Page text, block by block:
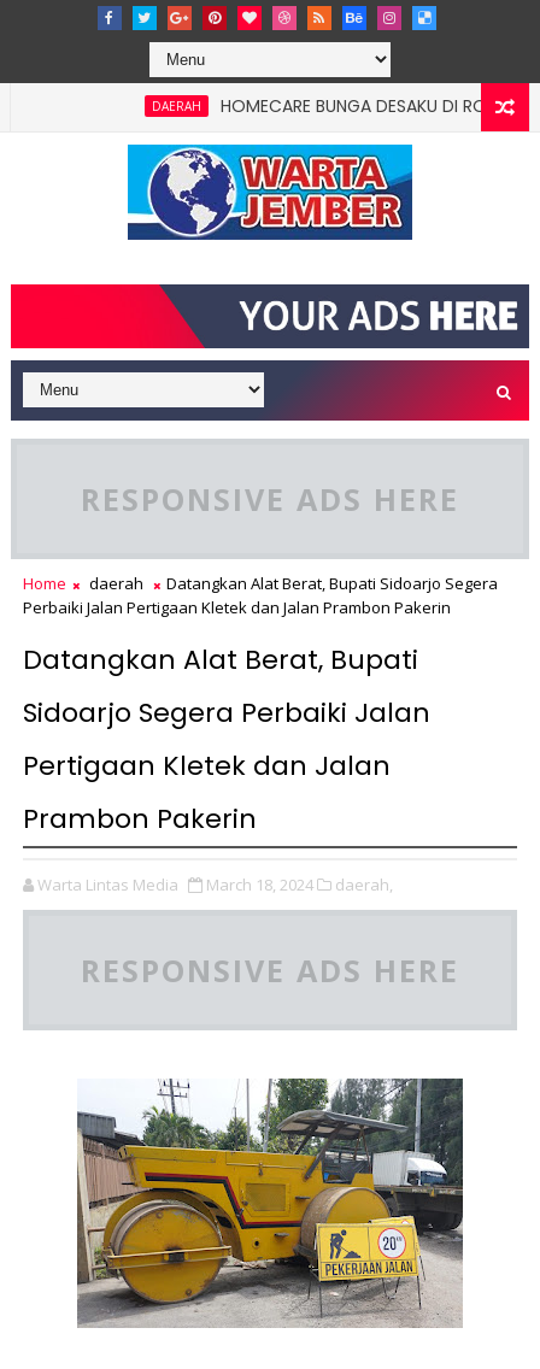
HOMECARE BUNGA DESAKU DI ROWOTAMTU:
RESPONSIVE ADS HERE
Home daerah
Datangkan Alat Berat, Bupati Sidoarjo Segera
Perbaiki Jalan Pertigaan Kletek dan Jalan Prambon Pakerin
Datangkan Alat Berat, Bupati
Sidoarjo Segera Perbaiki Jalan
Pertigaan Kletek dan Jalan
Prambon Pakerin
Warta Lintas Media March 18, 2024 daerah,
RESPONSIVE ADS HERE